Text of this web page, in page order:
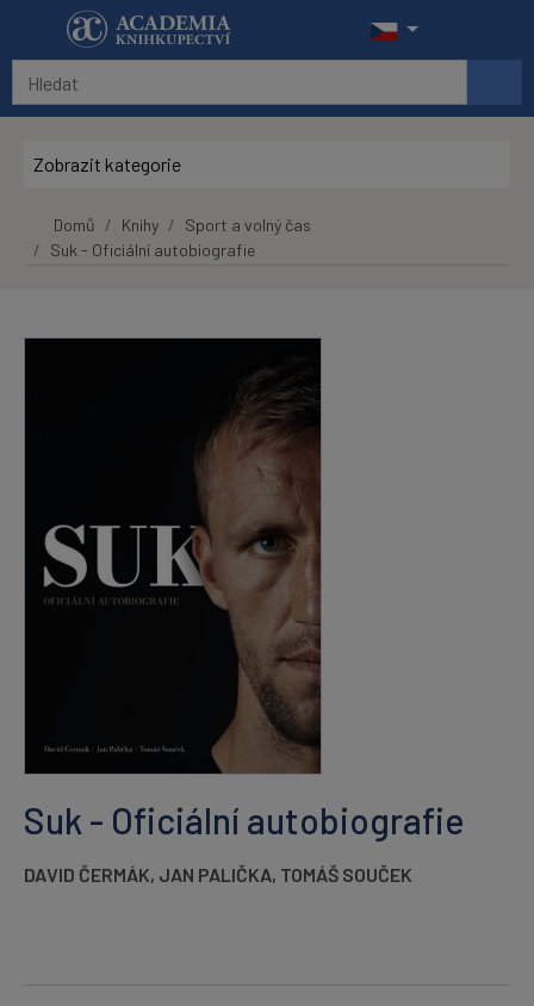
Přeskočit na hlavní obsah
Zobrazit kategorie
Domů Knihy
Sport a volný čas
Suk - Oficiální autobiografie
Suk - Oficiální autobiografie
DAVID ČERMÁK, JAN PALIČKA, TOMÁŠ SOUČEK